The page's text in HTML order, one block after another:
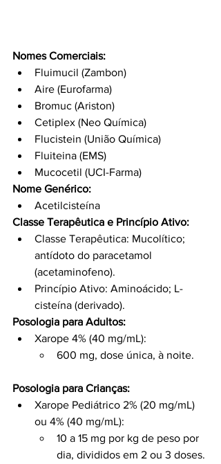
Nomes Comerciais:
Fluimucil (Zambon)
Aire (Eurofarma)
Bromuc (Ariston)
Cetiplex (Neo Química)
Flucistein (União Química)
Fluiteina (EMS)
Mucocetil (UCI-Farma)
Nome Genérico:
Acetilcisteína
Classe Terapêutica e Princípio Ativo:
Classe Terapêutica: Mucolítico;
antídoto do paracetamol
(acetaminofeno).
Princípio Ativo: Aminoácido; L-
cisteína (derivado).
Posologia para Adultos:
Xarope 4% (40 mg/mL):
600 mg, dose única, à noite.
Posologia para Crianças:
Xarope Pediátrico 2% (20 mg/mL)
ou 4% (40 mg/mL):
10 a 15 mg por kg de peso por
dia, divididos em 2 ou 3 doses.